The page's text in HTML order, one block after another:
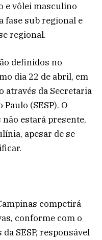
e vôlei masculino
fase sub regional e
regional.
definidos no
dia 22 de abril, em
através da Secretaria
(SESP). O
estará presente,
apesar de se
competirá
conforme com o
SESP, responsável